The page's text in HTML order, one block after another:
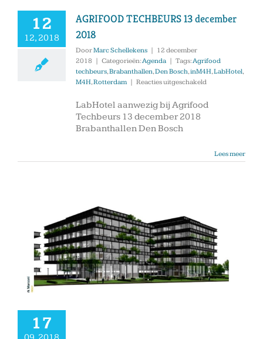
12
12, 2018
AGRIFOOD TECHBEURS 13 december
2018
DoorMarc Schellekens | 12 december
2018 | Categorieën:Agenda | Tags:Agrifood
techbeurs,Brabanthallen,Den Bosch,inM4H,LabHotel,
M4H,Rotterdam | Reacties uitgeschakeld
TECHBEURS
LabHotel aanwezig bij Agrifood
Techbeurs 13 december 2018
Brabanthallen Den Bosch
Lees meer
17